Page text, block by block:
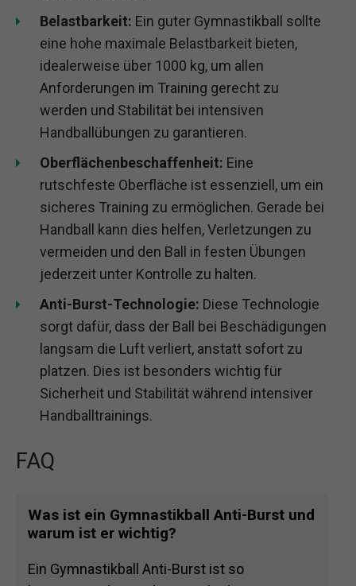
Belastbarkeit: Ein guter Gymnastikball sollte
eine hohe maximale Belastbarkeit bieten,
idealerweise über 1000 kg, um allen
Anforderungen im Training gerecht zu
werden und Stabilität bei intensiven
Handballübungen zu garantieren.
Oberflächenbeschaffenheit: Eine
rutschfeste Oberfläche ist essenziell, um ein
sicheres Training zu ermöglichen. Gerade bei
Handball kann dies helfen, Verletzungen zu
vermeiden und den Ball in festen Übungen
jederzeit unter Kontrolle zu halten.
Anti-Burst-Technologie: Diese Technologie
sorgt dafür, dass der Ball bei Beschädigungen
langsam die Luft verliert, anstatt sofort zu
platzen. Dies ist besonders wichtig für
Sicherheit und Stabilität während intensiver
Handballtrainings.
FAQ
Was ist ein Gymnastikball Anti-Burst und
warum ist er wichtig?
Ein Gymnastikball Anti-Burst ist so